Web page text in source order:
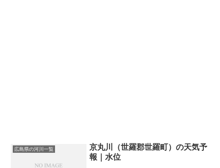
広島県の河川一覧
京丸川（世羅郡世羅町）の天気予
報｜水位